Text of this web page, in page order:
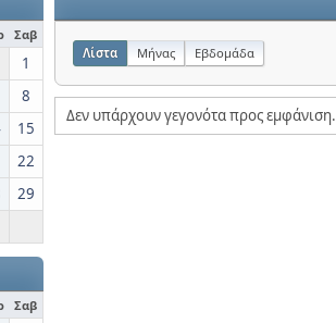
Σαβ
1
8
15
22
29
Σαβ
Λίστα Μήνας Εβδομάδα
Δεν υπάρχουν γεγονότα προς εμφάνιση.